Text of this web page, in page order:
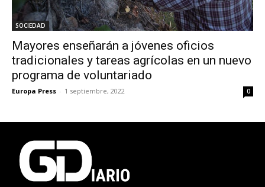
SOCIEDAD
Mayores enseñarán a jóvenes oficios
tradicionales y tareas agrícolas en un nuevo
programa de voluntariado
Europa Press - 1 septiembre, 2022 0